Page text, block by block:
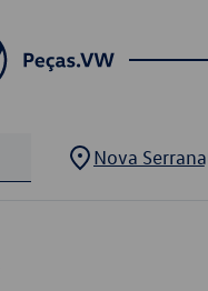
Nova Serrana